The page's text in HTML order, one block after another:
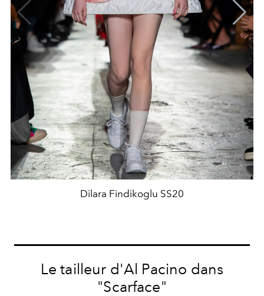
Dilara Findikoglu SS20
Le tailleur d'Al Pacino dans
"Scarface"